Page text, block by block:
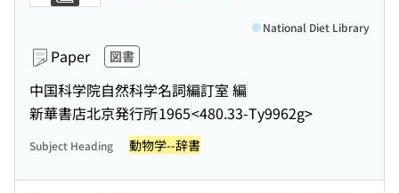
Paper 図書
中国科学院自然科学名詞編訂室 編
新華書店北京発行所1965<480.33-Ty9962g>
National Diet Library
Subject Heading 動物学--辞書